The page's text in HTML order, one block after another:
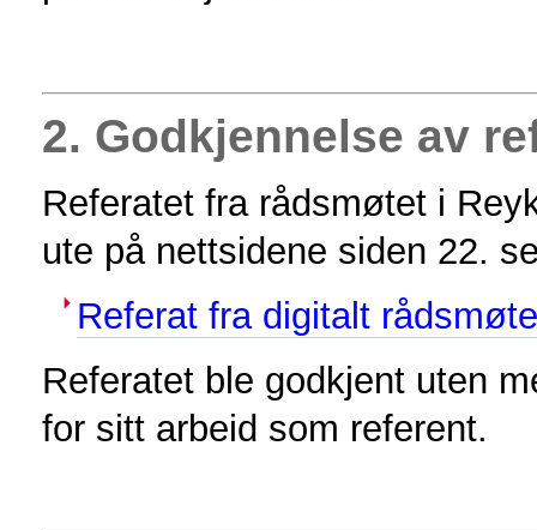
2. Godkjennelse av
Referatet fra rådsmøtet i
ute på nettsidene siden 22.
Referat fra digitalt
Referatet ble godkjent uten
for sitt arbeid som referent.